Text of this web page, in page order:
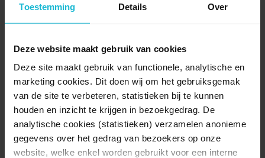
Toestemming Details Over
Deze website maakt gebruik van cookies
Deze site maakt gebruik van functionele, analytische en
marketing cookies. Dit doen wij om het gebruiksgemak
van de site te verbeteren, statistieken bij te kunnen
houden en inzicht te krijgen in bezoekgedrag. De
analytische cookies (statistieken) verzamelen anonieme
gegevens over het gedrag van bezoekers op onze
website, welke enkel worden gebruikt voor een interne